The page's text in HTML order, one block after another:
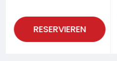
RESERVIEREN